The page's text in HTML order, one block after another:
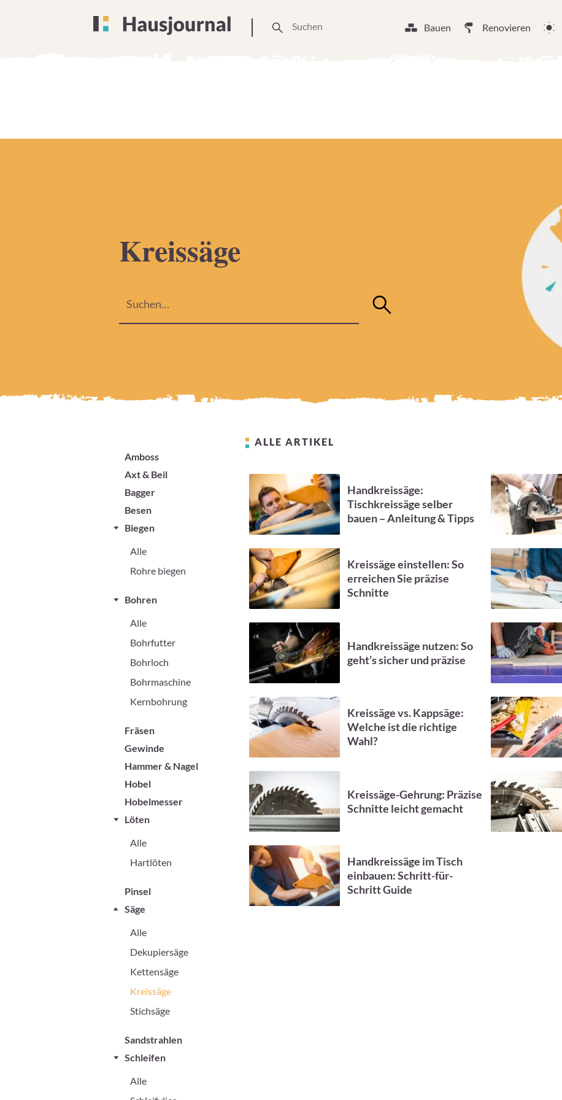
Bauen Renovieren
Kreissäge
Amboss
Axt & Beil
Bagger
Besen
Biegen
Alle
Rohre biegen
Bohren
Alle
Bohrfutter
Bohrloch
Bohrmaschine
Kernbohrung
Fräsen
Gewinde
Hammer & Nagel
Hobel
Hobelmesser
Löten
Alle
Hartlöten
Pinsel
Säge
Alle
Dekupiersäge
Kettensäge
Kreissäge
Stichsäge
Sandstrahlen
Schleifen
Alle
ALLE ARTIKEL
Handkreissäge:
Tischkreissäge selber
bauen – Anleitung & Tipps
Kreissäge einstellen: So
erreichen Sie präzise
Schnitte
Handkreissäge nutzen: So
geht’s sicher und präzise
Kreissäge vs. Kappsäge:
Welche ist die richtige
Wahl?
Kreissäge-Gehrung: Präzise
Schnitte leicht gemacht
Handkreissäge im Tisch
einbauen: Schritt-für-
Schritt Guide